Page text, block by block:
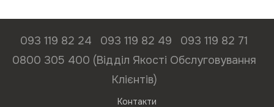
093 119 82 24 093 119 82 49
093 119 82 71
0800 305 400 (Відділ Якості Обслуговування
Клієнтів)
Контакти